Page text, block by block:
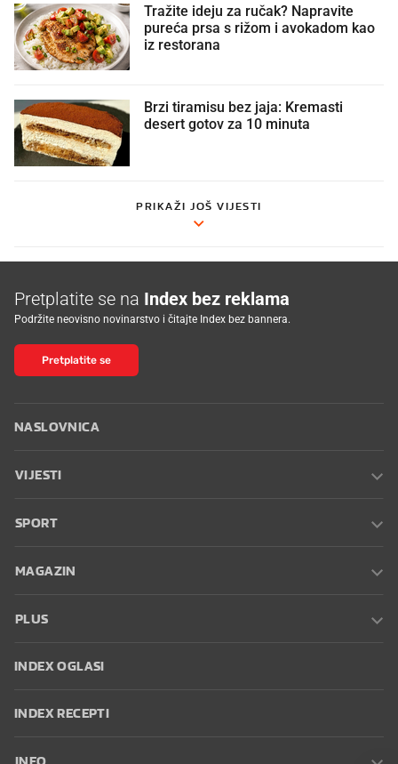
Tražite ideju za ručak? Napravite
pureća prsa s rižom i avokadom kao
iz restorana
Brzi tiramisu bez jaja: Kremasti
desert gotov za 10 minuta
PRIKAŽI JOŠ VIJESTI
Pretplatite se na Index bez reklama
Podržite neovisno novinarstvo i čitajte Index bez bannera.
Pretplatite se
NASLOVNICA
VIJESTI
SPORT
MAGAZIN
PLUS
INDEX OGLASI
INDEX RECEPTI
INFO